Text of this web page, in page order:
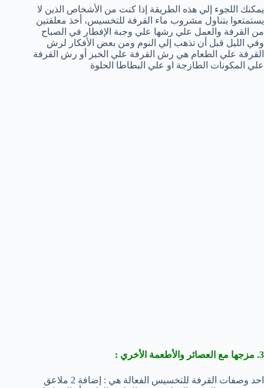
يمكنك اللجوء إلي هذه الطريقة إذا كنت من الأشخاص الذين لا
يستمتعوا بتناول مشروب ماء القرفة للتخسيس، أخذ معلقتين
من القرفة والعمل علي رشها علي وجبة الإفطار في الصباح
وفي الليل قبل أن تذهب إلي النوم ومن بعض الأفكار لرش
القرفة علي الطعام هي رش القرفة علي الخبز أو رش القرفة
علي المكونات الطازجة او علي البطاطا الحلوة
3. مزجها مع العصائر والأطعمة الأخري :
احد وصفات القرفة للتخسيس الفعالة هي : إضافة 2 ملاعق